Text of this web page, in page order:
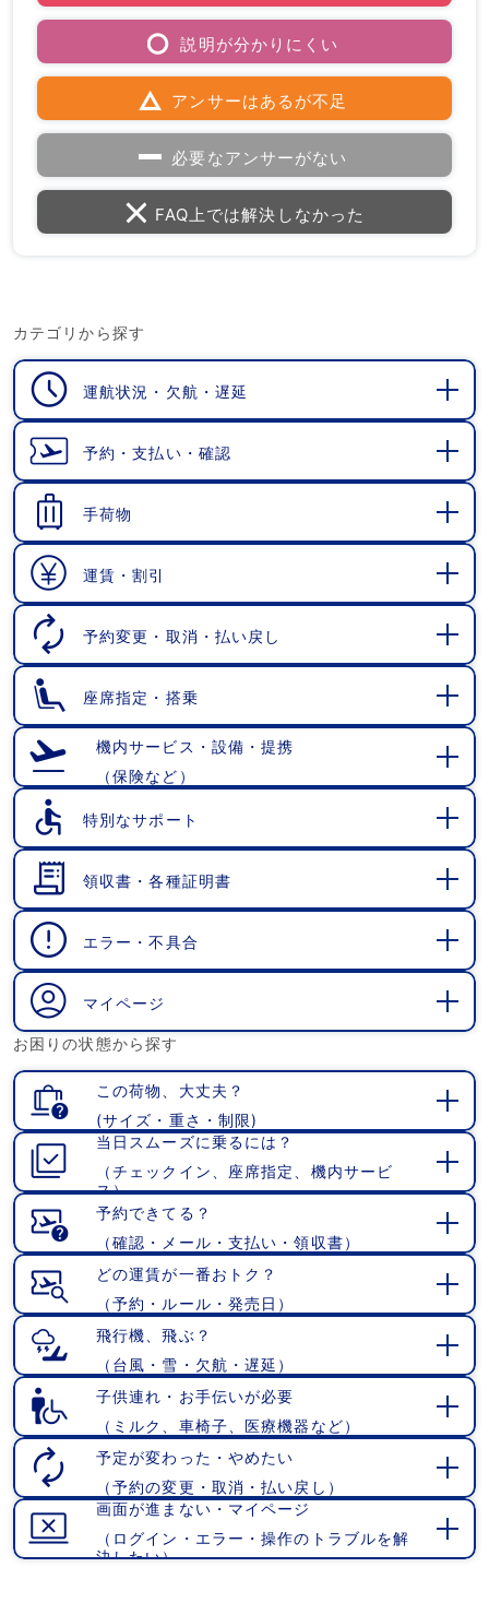
説明が分かりにくい
アンサーはあるが不足
必要なアンサーがない
FAQ上では解決しなかった
カテゴリから探す
運航状況・欠航・遅延
予約・支払い・確認
手荷物
運賃・割引
予約変更・取消・払い戻し
座席指定・搭乗
機内サービス・設備・提携
（保険など）
特別なサポート
領収書・各種証明書
エラー・不具合
マイページ
お困りの状態から探す
この荷物、大丈夫？
(サイズ・重さ・制限)
当日スムーズに乗るには？
（チェックイン、座席指定、機内サービ
ス）
予約できてる？
（確認・メール・支払い・領収書）
どの運賃が一番おトク？
（予約・ルール・発売日）
飛行機、飛ぶ？
（台風・雪・欠航・遅延）
子供連れ・お手伝いが必要
（ミルク、車椅子、医療機器など）
予定が変わった・やめたい
（予約の変更・取消・払い戻し）
画面が進まない・マイページ
（ログイン・エラー・操作のトラブルを解
決したい）